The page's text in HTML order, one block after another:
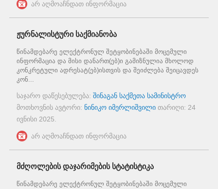
არ აღმოაჩნდათ ინფორმაცია
ჟურნალისტური საქმიანობა
წინამდებარე ელექტრონულ შეტყობინებაში მოცემული
ინფორმაცია და მისი დანართ(ებ)ი გამიზნულია მხოლოდ
კონკრეტული ადრესატ(ებ)ისთვის და შეიძლება შეიცავდეს
კონ...
საჯარო დაწესებულება: შინაგან საქმეთა სამინისტრო
მოთხოვნის ავტორი: ნინიკო იმერლიშვილი თარიღი: 24
ივნისი 2025
არ აღმოაჩნდათ ინფორმაცია
მძღოლების დაჯარიმების სტატისტიკა
წინამდებარე ელექტრონულ შეტყობინებაში მოცემული